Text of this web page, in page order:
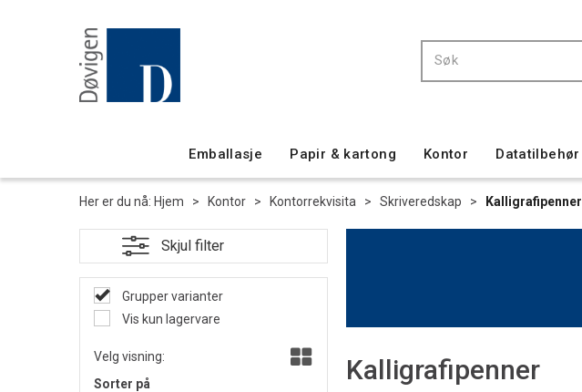
Emballasje Papir & kartong Kontor Datatilbehør
Her er du nå: Hjem > Kontor > Kontorrekvisita > Skriveredskap > Kalligrafipenner
Grupper varianter
Vis kun lagervare
Velg visning:
Sorter på
Kalligrafipenner